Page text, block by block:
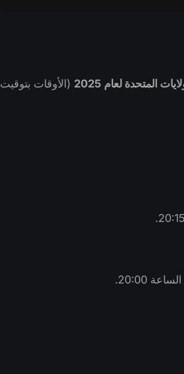
المتحدة لعام 2025 (الأوقات بتوقيت
20:00.